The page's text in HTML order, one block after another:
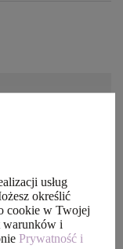
z
jakości
Czerp
usług
określić
cookie w Twojej
warunków i
Prywatność i